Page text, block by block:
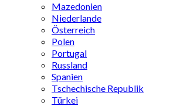
Mazedonien
Niederlande
Österreich
Polen
Portugal
Russland
Spanien
Tschechische Republik
Türkei